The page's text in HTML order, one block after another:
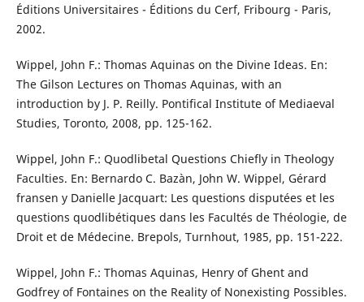
Éditions Universitaires - Éditions du Cerf, Fribourg - Paris,
2002.
Wippel, John F.: Thomas Aquinas on the Divine Ideas. En:
The Gilson Lectures on Thomas Aquinas, with an
introduction by J. P. Reilly. Pontifical Institute of Mediaeval
Studies, Toronto, 2008, pp. 125-162.
Wippel, John F.: Quodlibetal Questions Chiefly in Theology
Faculties. En: Bernardo C. Bazàn, John W. Wippel, Gérard
fransen y Danielle Jacquart: Les questions disputées et les
questions quodlibétiques dans les Facultés de Théologie, de
Droit et de Médecine. Brepols, Turnhout, 1985, pp. 151-222.
Wippel, John F.: Thomas Aquinas, Henry of Ghent and
Godfrey of Fontaines on the Reality of Nonexisting Possibles.